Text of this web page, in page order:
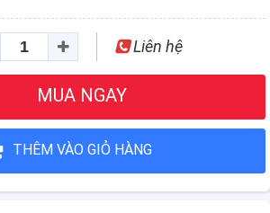
Liên hệ
MUA NGAY
THÊM VÀO GIỎ HÀNG